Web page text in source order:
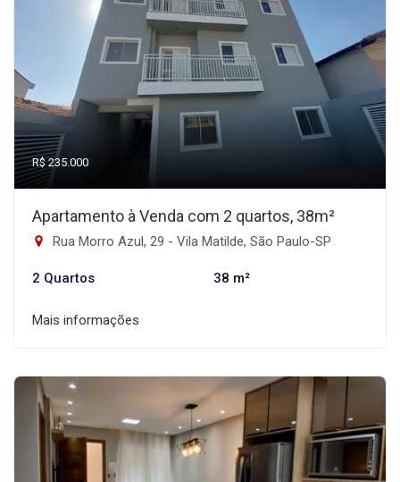
R$ 235.000
Apartamento à Venda com 2 quartos, 38m²
Rua Morro Azul, 29 - Vila Matilde, São Paulo-SP
2 Quartos 38 m²
Mais informações